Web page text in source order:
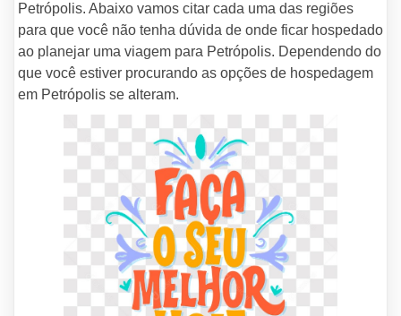
Petrópolis. Abaixo vamos citar cada uma das regiões
para que você não tenha dúvida de onde ficar hospedado
ao planejar uma viagem para Petrópolis. Dependendo do
que você estiver procurando as opções de hospedagem
em Petrópolis se alteram.